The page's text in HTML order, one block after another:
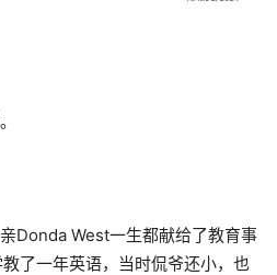
Donda West一生都献给了教育事
了一年英语，当时侃爷还小，也